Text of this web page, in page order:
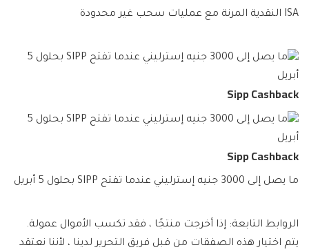
ISA النقدية المرنة مع عمليات سحب غير محدودة
Sipp Cashback
Sipp Cashback
ما يصل إلى 3000 جنيه إسترليني عندما تفتح SIPP بحلول 5 أبريل
الروابط التابعة: إذا أخرجت منتجًا ، فقد تكسب الأموال عمولة.
يتم اختيار هذه الصفقات من قبل فريق التحرير لدينا ، لأننا نعتقد